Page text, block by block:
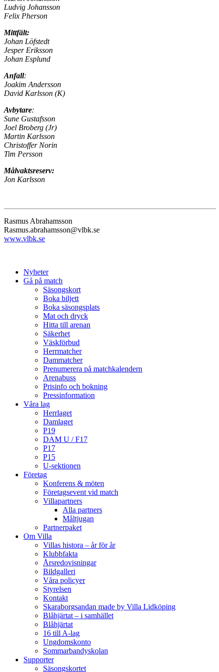
Ludvig Johansson
Felix Pherson
Mittfält:
Johan Löfstedt
Jesper Eriksson
Johan Esplund
Anfall:
Joakim Andersson
David Karlsson (K)
Avbytare:
Sune Gustafsson
Joel Broberg (Jr)
Martin Karlsson
Christoffer Norin
Tim Persson
Målvaktsreserv:
Jon Karlsson
Rasmus Abrahamsson
Rasmus.abrahamsson@vlbk.se
www.vlbk.se
Nyheter
Gå på match
Säsongskort
Boka biljett
Boka säsongsplats
Mat och dryck
Hitta till arenan
Säkerhet
Väskförbud
Herrmatcher
Dammatcher
Prenumerera på matchkalendern
Arenabuss
Prisinfo och bokning
Pressinformation
Våra lag
Herrlaget
Damlaget
P19
DAM U / F17
P17
P15
U-sektionen
Företag
Konferens & möten
Företagsevent vid match
Villapartners
Alla partners
Måltjugan
Partnerpaket
Om Villa
Villas histora – år för år
Klubbfakta
Årsredovisningar
Bildgalleri
Våra policyer
Styrelsen
Kontakt
Skaraborgsandan made by Villa Lidköping
Blåhjärtat – i samhället
Blåhjärtat
16 till A-lag
Ungdomskonto
Sommarbandyskolan
Supporter
Säsongskortet